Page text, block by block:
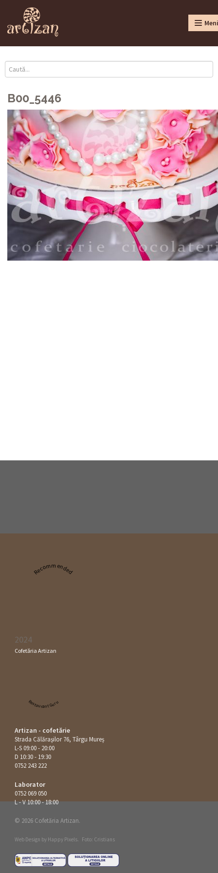
B00_5446
Recommended
2024
Cofetăria Artizan
Restaurant Guru
Artizan - cofetărie
Strada Călăraşilor 76, Târgu Mureș
L-S 09:00 - 20:00
D 10:30 - 19:30
0752 243 222
Laborator
0752 069 050
L - V 10:00 - 18:00
© 2026 Cofetăria Artizan.
Web Design by Happy Pixels. Foto: Cristians